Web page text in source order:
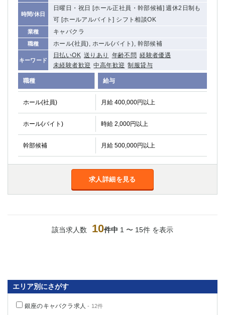
時間/休日
日曜日・祝日 [ホール正社員・幹部候補] 週休2日制も
可 [ホールアルバイト] シフト相談OK
業種 キャバクラ
職種 ホール(社員), ホール(バイト), 幹部候補
キーワード
日払いOK 送りあり 年齢不問 経験者優遇
未経験者歓迎 中高年歓迎 制服貸与
職種 給与
ホール(社員) 月給 400,000円以上
ホール(バイト) 時給 2,000円以上
幹部候補 月給 500,000円以上
求人詳細を見る
該当求人数 10件中 1 〜 15件 を表示
エリア別にさがす
銀座のキャバクラ求人- 12件